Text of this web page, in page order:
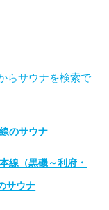
らサウナを検索で
のサウナ
線（黒磯～利府・
サウナ